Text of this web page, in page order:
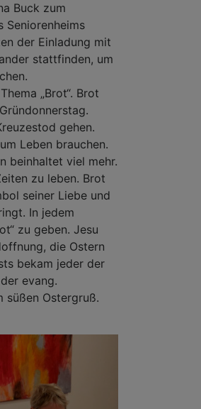
Buck zum
Seniorenheims
der Einladung mit
stattfinden, um
„Brot“. Brot
gehen.
Leben brauchen.
beinhaltet viel mehr.
zu leben. Brot
seiner Liebe und
In jedem
zu geben. Jesu
die Ostern
bekam jeder der
evang.
süßen Ostergruß.